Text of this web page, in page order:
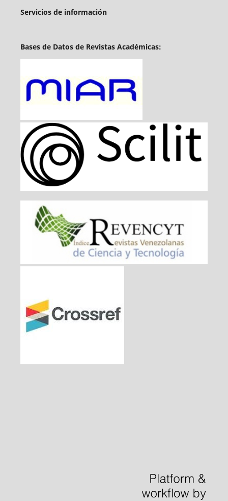
Servicios de información
Bases de Datos de Revistas Académicas: